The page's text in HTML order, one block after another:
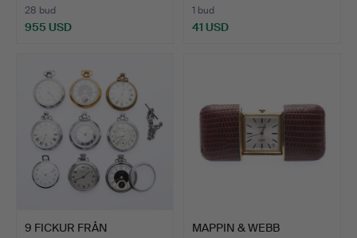
28 bud
955 USD
1 bud
41 USD
9 FICKUR FRÅN
MAPPIN & WEBB